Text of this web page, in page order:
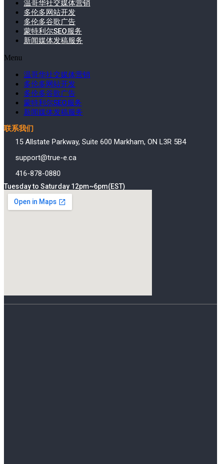
温哥华社交媒体营销
多伦多网站开发
多伦多谷歌广告
蒙特利尔SEO服务
新闻媒体发稿服务
Menu
温哥华社交媒体营销
多伦多网站开发
多伦多谷歌广告
蒙特利尔SEO服务
新闻媒体发稿服务
联系我们
15 Allstate Parkway, Suite 600 Markham, ON L3R 5B4
support@true-e.ca
416-878-0880
Tuesday to Saturday 12pm~6pm(EST)